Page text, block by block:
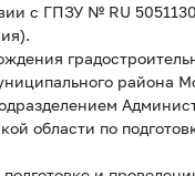
с ГПЗУ № RU
района
области по